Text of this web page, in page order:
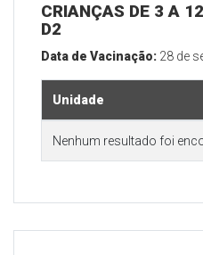
CRIANÇAS DE 3 A
D2
Data de Vacinação: 28 de
Unidade
Nenhum resultado foi